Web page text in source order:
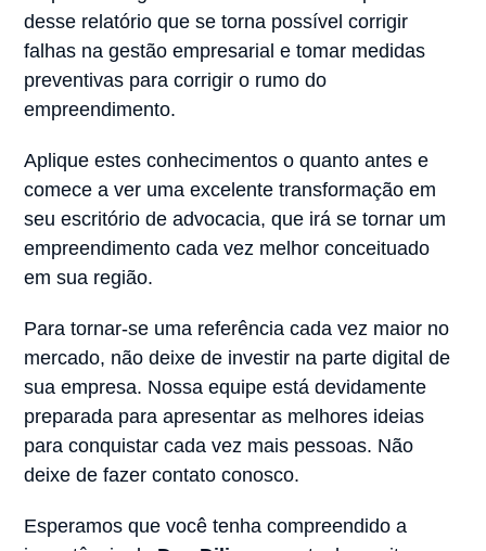
desse relatório que se torna possível corrigir
falhas na gestão empresarial e tomar medidas
preventivas para corrigir o rumo do
empreendimento.
Aplique estes conhecimentos o quanto antes e
comece a ver uma excelente transformação em
seu escritório de advocacia, que irá se tornar um
empreendimento cada vez melhor conceituado
em sua região.
Para tornar-se uma referência cada vez maior no
mercado, não deixe de investir na parte digital de
sua empresa. Nossa equipe está devidamente
preparada para apresentar as melhores ideias
para conquistar cada vez mais pessoas. Não
deixe de fazer contato conosco.
Esperamos que você tenha compreendido a